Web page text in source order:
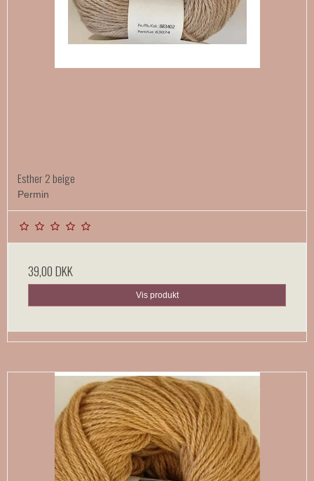
Esther 2 beige
Permin
39,00 DKK
Vis produkt